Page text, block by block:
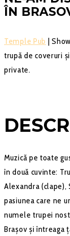
ÎN
Temple Pub |
trupă de coveruri
private.
Muzică pe toate
în două cuvinte:
Alexandra (clape),
pasiunea care ne
numele trupei
Brașov și întreaga